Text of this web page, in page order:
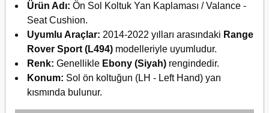
Ürün Adı: Ön Sol Koltuk Yan Kaplaması / Valance -
Seat Cushion.
Uyumlu Araçlar: 2014-2022 yılları arasındaki Range
Rover Sport (L494) modelleriyle uyumludur.
Renk: Genellikle Ebony (Siyah) rengindedir.
Konum: Sol ön koltuğun (LH - Left Hand) yan
kısmında bulunur.